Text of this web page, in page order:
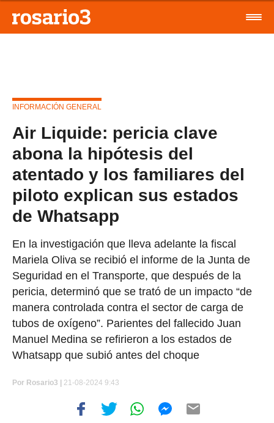
INFORMACIÓN GENERAL
Air Liquide: pericia clave
abona la hipótesis del
atentado y los familiares del
piloto explican sus estados
de Whatsapp
En la investigación que lleva adelante la fiscal
Mariela Oliva se recibió el informe de la Junta de
Seguridad en el Transporte, que después de la
pericia, determinó que se trató de un impacto “de
manera controlada contra el sector de carga de
tubos de oxígeno”. Parientes del fallecido Juan
Manuel Medina se refirieron a los estados de
Whatsapp que subió antes del choque
Por Rosario3 | 21-08-2024 9:43